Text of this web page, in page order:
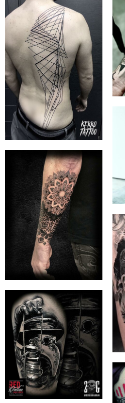
UG (I.G.)
STINGNSTYLE
UG (I.G.)
STINGNSTYLE
UG (I.G.)